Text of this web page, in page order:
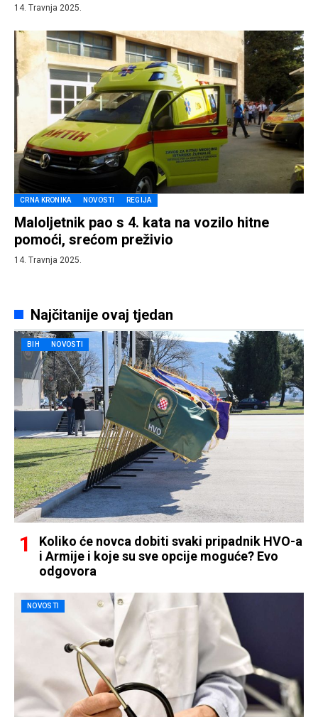
14. Travnja 2025.
CRNA KRONIKA NOVOSTI REGIJA
Maloljetnik pao s 4. kata na vozilo hitne
pomoći, srećom preživio
14. Travnja 2025.
Najčitanije ovaj tjedan
BIH NOVOSTI
Koliko će novca dobiti svaki pripadnik HVO-a
i Armije i koje su sve opcije moguće? Evo
odgovora
NOVOSTI